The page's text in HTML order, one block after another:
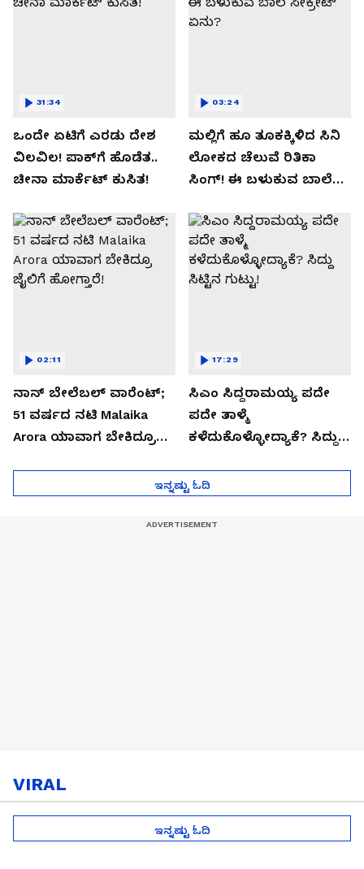
ಒಂದೇ ಏಟಿಗೆ ಎರಡು ದೇಶ
ವಿಲವಿಲ! ಪಾಕ್​​ಗೆ ಹೊಡೆತ..
ಚೀನಾ ಮಾರ್ಕೆಟ್​ ಕುಸಿತ!
31:34
ಮಲ್ಲಿಗೆ ಹೂ ತೂಕಕ್ಕಿಳಿದ ಸಿನಿ
ಲೋಕದ ಚೆಲುವೆ ರಿತಿಕಾ
ಸಿಂಗ್!‌ ಈ ಬಳುಕುವ ಬಾಲೆ
03:24
ನಾನ್ ಬೇಲೆಬಲ್ ವಾರೆಂಟ್;
51 ವರ್ಷದ ನಟಿ Malaika
Arora ಯಾವಾಗ ಬೇಕಿದ್ರೂ
02:11
ಸಿಎಂ ಸಿದ್ದರಾಮಯ್ಯ ಪದೇ
ಪದೇ ತಾಳ್ಮೆ
ಕಳೆದುಕೊಳ್ಳೋದ್ಯಾಕೆ? ಸಿದ್ದು
17:29
ಇನ್ನಷ್ಟು ಓದಿ
VIRAL
ಇನ್ನಷ್ಟು ಓದಿ